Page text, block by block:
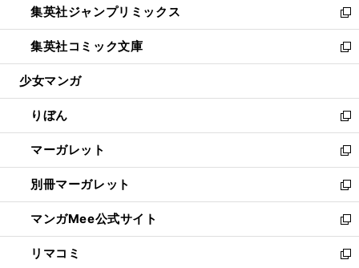
く
で
開
く
ド
ウ
で
開
ィ
ン
ド
ウ
開
く
い
ウ
ィ
ン
ウ
で
開
く
集英社ジャンプリミックス
新
し
い
ウ
ン
ド
ウ
で
開
く
集英社コミック文庫
新
し
ウ
ィ
ン
ド
ウ
で
開
く
少女マンガ
りぼん
新
し
い
ウ
ィ
ン
ド
ウ
で
マーガレット
新
し
い
ウ
ィ
ン
ド
別冊マーガレット
新
し
い
ウ
ィ
マンガMee公式サイト
新
し
い
リマコミ
新